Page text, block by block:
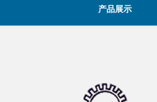
产品展示